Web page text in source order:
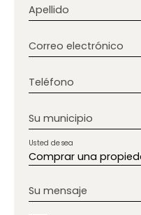
Apellido
Correo electrónico
Teléfono
Su municipio
Comprar una
Usted desea
Su mensaje